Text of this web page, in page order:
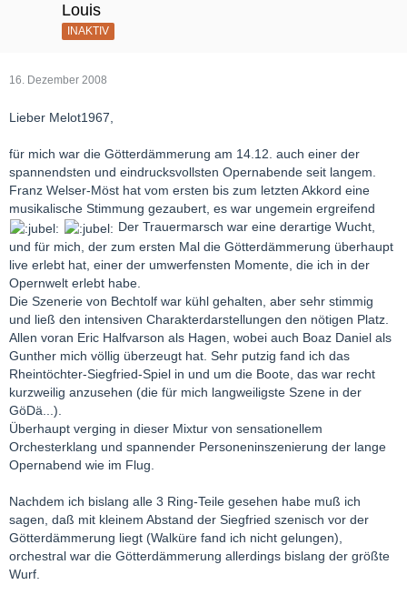
Louis
INAKTIV
16. Dezember 2008
Lieber Melot1967,
für mich war die Götterdämmerung am 14.12. auch einer der
spannendsten und eindrucksvollsten Opernabende seit langem.
Franz Welser-Möst hat vom ersten bis zum letzten Akkord eine
musikalische Stimmung gezaubert, es war ungemein ergreifend
Der Trauermarsch war eine derartige Wucht,
und für mich, der zum ersten Mal die Götterdämmerung überhaupt
live erlebt hat, einer der umwerfensten Momente, die ich in der
Opernwelt erlebt habe.
Die Szenerie von Bechtolf war kühl gehalten, aber sehr stimmig
und ließ den intensiven Charakterdarstellungen den nötigen Platz.
Allen voran Eric Halfvarson als Hagen, wobei auch Boaz Daniel als
Gunther mich völlig überzeugt hat. Sehr putzig fand ich das
Rheintöchter-Siegfried-Spiel in und um die Boote, das war recht
kurzweilig anzusehen (die für mich langweiligste Szene in der
GöDä...).
Überhaupt verging in dieser Mixtur von sensationellem
Orchesterklang und spannender Personeninszenierung der lange
Opernabend wie im Flug.
Nachdem ich bislang alle 3 Ring-Teile gesehen habe muß ich
sagen, daß mit kleinem Abstand der Siegfried szenisch vor der
Götterdämmerung liegt (Walküre fand ich nicht gelungen),
orchestral war die Götterdämmerung allerdings bislang der größte
Wurf.